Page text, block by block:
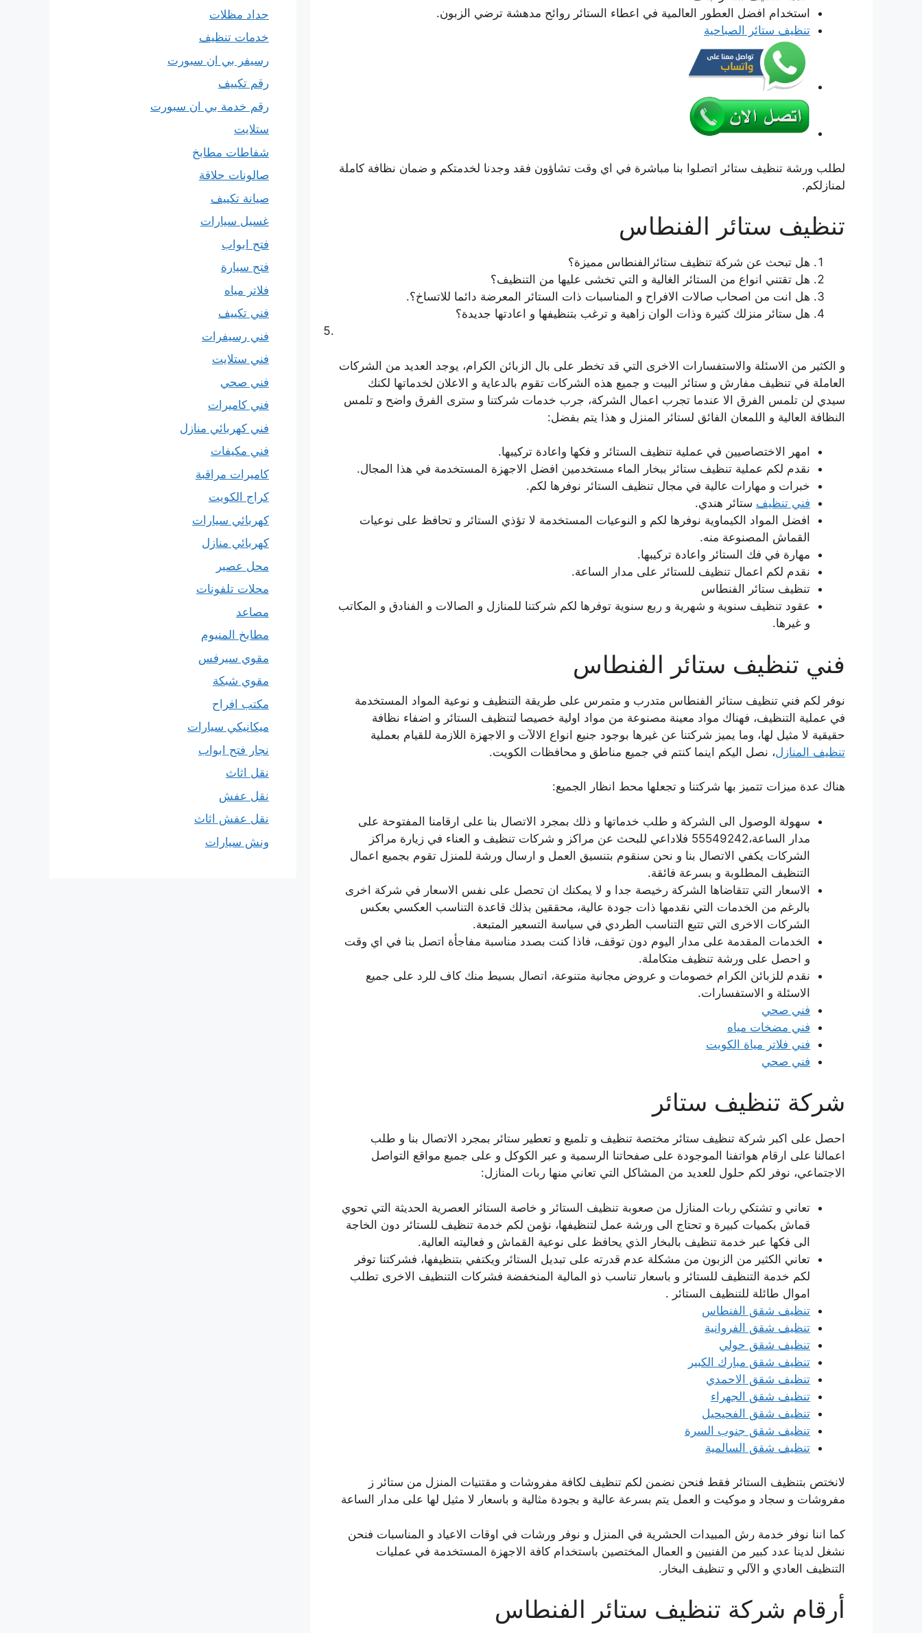
استخدام افضل العطور العالمية في اعطاء الستائر روائح مدهشة ترضي الزبون.
تنظيف ستائر الصباحية
لطلب ورشة تنظيف ستائر اتصلوا بنا مباشرة في اي وقت تشاؤون فقد وجدنا لخدمتكم و ضمان نظافة كاملة
لمنازلكم.
تنظيف ستائر الفنطاس
هل تبحث عن شركة تنظيف ستائرالفنطاس مميزة؟
هل تقتني انواع من الستائر الغالية و التي تخشى عليها من التنظيف؟
هل انت من اصحاب صالات الافراح و المناسبات ذات الستائر المعرضة دائما للاتساخ؟.
هل ستائر منزلك كثيرة وذات الوان زاهية و ترغب بتنظيفها و اعادتها جديدة؟
و الكثير من الاسئلة والاستفسارات الاخرى التي قد تخطر على بال الزبائن الكرام، يوجد العديد من الشركات
العاملة في تنظيف مفارش و ستائر البيت و جميع هذه الشركات تقوم بالدعاية و الاعلان لخدماتها لكنك
سيدي لن تلمس الفرق الا عندما تجرب اعمال الشركة، جرب خدمات شركتنا و سترى الفرق واضح و تلمس
النظافة العالية و اللمعان الفائق لستائر المنزل و هذا يتم بفضل:
امهر الاختصاصيين في عملية تنظيف الستائر و فكها واعادة تركيبها.
نقدم لكم عملية تنظيف ستائر ببخار الماء مستخدمين افضل الاجهزة المستخدمة في هذا المجال.
خبرات و مهارات عالية في مجال تنظيف الستائر نوفرها لكم.
فني تنظيف ستائر هندي.
افضل المواد الكيماوية نوفرها لكم و النوعيات المستخدمة لا تؤذي الستائر و تحافظ على نوعيات
القماش المصنوعة منه.
مهارة في فك الستائر واعادة تركيبها.
نقدم لكم اعمال تنظيف للستائر على مدار الساعة.
تنظيف ستائر الفنطاس
عقود تنظيف سنوية و شهرية و ربع سنوية توفرها لكم شركتنا للمنازل و الصالات و الفنادق و المكاتب
و غيرها.
فني تنظيف ستائر الفنطاس
نوفر لكم فني تنظيف ستائر الفنطاس متدرب و متمرس على طريقة التنظيف و نوعية المواد المستخدمة
في عملية التنظيف، فهناك مواد معينة مصنوعة من مواد اولية خصيصا لتنظيف الستائر و اضفاء نظافة
حقيقية لا مثيل لها، وما يميز شركتنا عن غيرها بوجود جنيع انواع الالآت و الاجهزة اللازمة للقيام بعملية
تنظيف المنازل، نصل اليكم اينما كنتم في جميع مناطق و محافظات الكويت.
هناك عدة ميزات تتميز بها شركتنا و تجعلها محط انظار الجميع:
سهولة الوصول الى الشركة و طلب خدماتها و ذلك بمجرد الاتصال بنا على ارقامنا المفتوحة على
مدار الساعة،55549242 فلاداعي للبحث عن مراكز و شركات تنظيف و العناء في زيارة مراكز
الشركات يكفي الاتصال بنا و نحن سنقوم بتنسيق العمل و ارسال ورشة للمنزل تقوم بجميع اعمال
التنظيف المطلوبة و بسرعة فائقة.
الاسعار التي تتقاضاها الشركة رخيصة جدا و لا يمكنك ان تحصل على نفس الاسعار في شركة اخرى
بالرغم من الخدمات التي نقدمها ذات جودة عالية، محققين بذلك قاعدة التناسب العكسي بعكس
الشركات الاخرى التي تتبع التناسب الطردي في سياسة التسعير المتبعة.
الخدمات المقدمة على مدار اليوم دون توقف، فاذا كنت بصدد مناسبة مفاجأة اتصل بنا في اي وقت
و احصل على ورشة تنظيف متكاملة.
نقدم للزبائن الكرام خصومات و عروض مجانية متنوعة، اتصال بسيط منك كاف للرد على جميع
الاسئلة و الاستفسارات.
فني صحي
فني مضخات مياه
فني فلاتر مياة الكويت
فني صحي
شركة تنظيف ستائر
احصل على اكبر شركة تنظيف ستائر مختصة تنظيف و تلميع و تعطير ستائر بمجرد الاتصال بنا و طلب
اعمالنا على ارقام هواتفنا الموجودة على صفحاتنا الرسمية و عبر الكوكل و على جميع مواقع التواصل
الاجتماعي، نوفر لكم حلول للعديد من المشاكل التي تعاني منها ربات المنازل:
تعاني و تشتكي ربات المنازل من صعوبة تنظيف الستائر و خاصة الستائر العصرية الحديثة التي تحوي
قماش بكميات كبيرة و تحتاج الى ورشة عمل لتنظيفها، نؤمن لكم خدمة تنظيف للستائر دون الخاجة
الى فكها عبر خدمة تنظيف بالبخار الذي يحافظ على نوعية القماش و فعاليته العالية.
تعاني الكثير من الزبون من مشكلة عدم قدرته على تبديل الستائر ويكتفي بتنظيفها، فشركتنا توفر
لكم خدمة التنظيف للستائر و باسعار تناسب ذو المالية المنخفضة فشركات التنظيف الاخرى تطلب
اموال طائلة للتنظيف الستائر .
تنظيف شقق الفنطاس
تنظيف شقق الفروانية
تنظيف شقق حولي
تنظيف شقق مبارك الكبير
تنظيف شقق الاحمدي
تنظيف شقق الجهراء
تنظيف شقق الفحيحيل
تنظيف شقق جنوب السرة
تنظيف شقق السالمية
لانختص بتنظيف الستائر فقط فنحن نضمن لكم تنظيف لكافة مفروشات و مقتنيات المنزل من ستائر ز
مفروشات و سجاد و موكيت و العمل يتم بسرعة عالية و بجودة مثالية و باسعار لا مثيل لها على مدار الساعة
كما اننا نوفر خدمة رش المبيدات الحشرية في المنزل و نوفر ورشات في اوقات الاعياد و المناسبات فنحن
نشغل لدينا عدد كبير من الفنيين و العمال المختصين باستخدام كافة الاجهزة المستخدمة في عمليات
التنظيف العادي و الآلي و تنظيف البخار.
أرقام شركة تنظيف ستائر الفنطاس
حداد مظلات
خدمات تنظيف
رسيفر بي ان سبورت
رقم تكييف
رقم خدمة بي ان سبورت
ستلايت
شفاطات مطابخ
صالونات حلاقة
صيانة تكييف
غسيل سيارات
فتح ابواب
فتح سيارة
فلاتر مياه
فني تكييف
فني رسيفرات
فني ستلايت
فني صحي
فني كاميرات
فني كهربائي منازل
فني مكيفات
كاميرات مراقبة
كراج الكويت
كهربائي سيارات
كهربائي منازل
محل عصير
محلات تلفونات
مصاعد
مطابخ المنيوم
مقوي سيرفس
مقوي شبكة
مكتب افراح
ميكانيكي سيارات
نجار فتح ابواب
نقل اثاث
نقل عفش
نقل عفش اثاث
ونش سيارات